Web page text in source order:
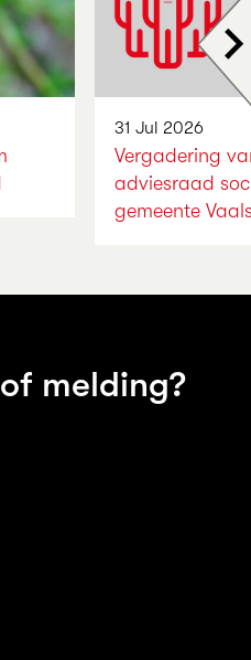
31 Jul 2026
Vergadering
adviesraad
gemeente
melding?